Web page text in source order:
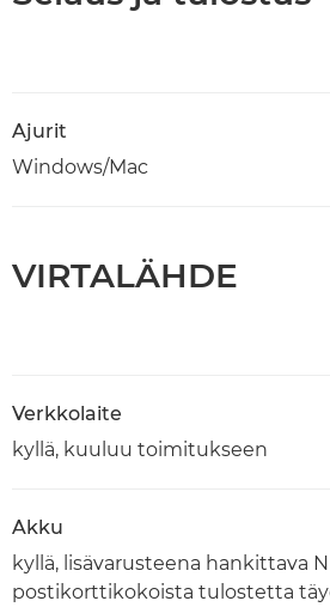
Ajurit
Windows/Mac
VIRTALÄHDE
Verkkolaite
kyllä, kuuluu toimitukseen
Akku
kyllä, lisävarusteena hankittava
postikorttikokoista tulostetta